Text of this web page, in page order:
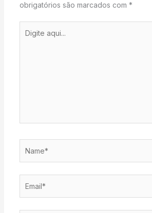
obrigatórios são marcados com *
aqui...